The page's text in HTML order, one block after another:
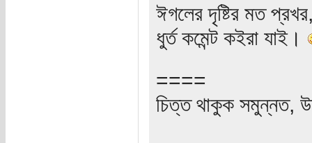
ঈগলের দৃষ্টির মত
ধুর্ত কমেন্ট কইরা যাই।
====
চিত্ত থাকুক সমুন্নত,